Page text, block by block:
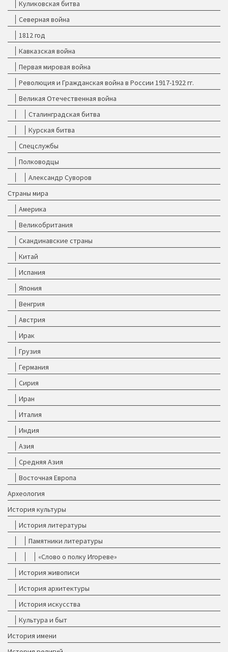
Куликовская битва
Северная война
1812 год
Кавказская война
Первая мировая война
Революция и Гражданская война в России 1917-1922 гг.
Великая Отечественная война
Сталинградская битва
Курская битва
Спецслужбы
Полководцы
Александр Суворов
Страны мира
Америка
Великобритания
Скандинавские страны
Китай
Испания
Япония
Венгрия
Австрия
Ирак
Грузия
Германия
Сирия
Иран
Италия
Индия
Азия
Средняя Азия
Восточная Европа
Археология
История культуры
История литературы
Памятники литературы
«Слово о полку Игореве»
История живописи
История архитектуры
История искусства
Культура и быт
История имени